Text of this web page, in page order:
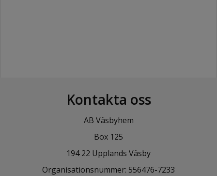
Kontakta oss
AB Väsbyhem
Box 125
194 22 Upplands Väsby
Organisationsnummer: 556476-7233